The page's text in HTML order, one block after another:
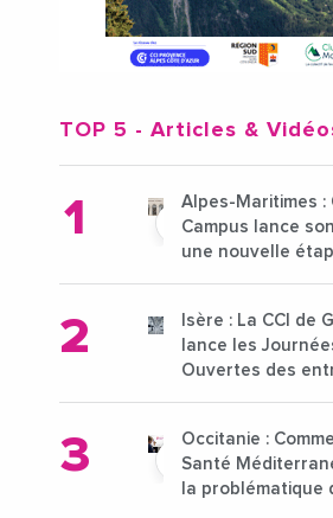
TOP 5 - Articles &
Alpes-Maritimes :
Campus lance
une nouvelle
Isère : La CCI de
lance les
Ouvertes des
Occitanie :
Santé
la problématique